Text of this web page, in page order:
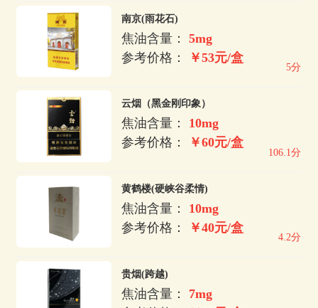
南京(雨花石)
焦油含量：5mg
参考价格：
￥53元/盒
5分
云烟（黑金刚印象）
焦油含量： 10mg
参考价格：
￥60元/盒
106.1分
黄鹤楼(硬峡谷柔情)
焦油含量： 10mg
参考价格：
￥40元/盒
4.2分
贵烟(跨越)
焦油含量： 7mg